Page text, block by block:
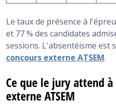
Le taux de présence à
et 77 % des candidates
sessions. L'absentéisme est
concours externe ATSEM.
Ce que le jury attend
externe ATSEM